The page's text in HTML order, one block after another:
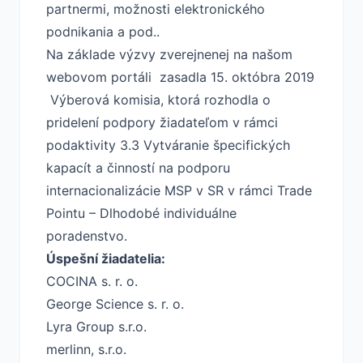
partnermi, možnosti elektronického
podnikania a pod..
Na základe výzvy zverejnenej na našom
webovom portáli zasadla 15. októbra 2019
Výberová komisia, ktorá rozhodla o
pridelení podpory žiadateľom v rámci
podaktivity 3.3 Vytváranie špecifických
kapacít a činností na podporu
internacionalizácie MSP v SR v rámci Trade
Pointu – Dlhodobé individuálne
poradenstvo.
Úspešní žiadatelia:
COCINA s. r. o.
George Science s. r. o.
Lyra Group s.r.o.
merlinn, s.r.o.